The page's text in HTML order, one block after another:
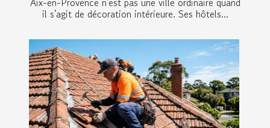
il s'agit de décoration intérieure. Ses hôtels...